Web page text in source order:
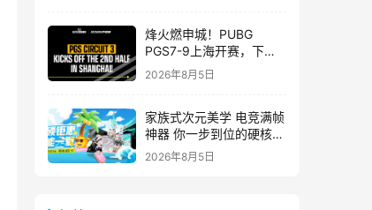
烽火燃申城！PUBG
PGS7-9上海开赛，下半
赛季正式打响！
2026年8月5日
家族式次元美学 电竞满帧
神器 你一步到位的硬核之
选
2026年8月5日